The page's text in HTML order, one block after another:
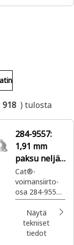
918 ) tulosta
284-9557:
1,91 mm
paksu neljän
pultin
asennuslevy
Cat®-
voimansiirto-
osa 284-9557
on 1,91 mm
paksu, ja siinä
on
nelipulttinen
Näytä
tekniset
tiedot